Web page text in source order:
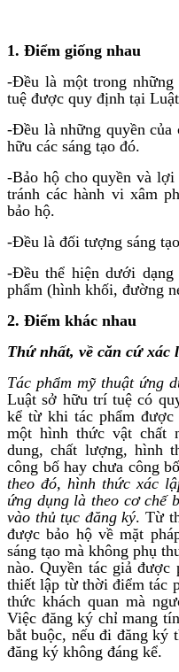
1. Điểm giống nhau
-Đều là một trong
tuệ được quy định tại
-Đều là những quyền của
hữu các sáng tạo đó.
-Bảo hộ cho quyền và lợi
tránh các hành vi xâm
bảo hộ.
-Đều là đối tượng sáng
-Đều thể hiện dưới dạng
phẩm (hình khối, đường
2. Điểm khác nhau
Thứ nhất, về căn cứ xác
Tác phẩm mỹ thuật ứng
Luật sở hữu trí tuệ có
kể từ khi tác phẩm được
một hình thức vật chất
dung, chất lượng, hình
công bố hay chưa công
theo đó, hình thức xác
ứng dụng là theo cơ chế
vào thủ tục đăng ký. Từ
được bảo hộ về mặt
sáng tạo mà không phụ
nào. Quyền tác giả được
thiết lập từ thời điểm tác
thức khách quan mà
Việc đăng ký chỉ mang
bắt buộc, nếu đi đăng ký
đăng ký không đáng kể.